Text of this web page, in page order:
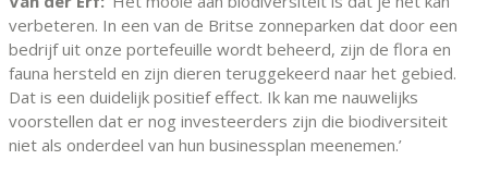
verbeteren. In een van de Britse zonneparken dat door een
bedrijf uit onze portefeuille wordt beheerd, zijn de flora en
fauna hersteld en zijn dieren teruggekeerd naar het gebied.
Dat is een duidelijk positief effect. Ik kan me nauwelijks
voorstellen dat er nog investeerders zijn die biodiversiteit
niet als onderdeel van hun businessplan meenemen.’